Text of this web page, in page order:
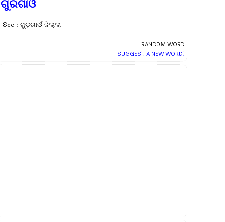
ଗୁରଗାଓଁ
See : ଗୁଡ଼ଗାଓଁ ଜିଲ୍ଲା
RANDOM WORD
SUGGEST A NEW WORD!